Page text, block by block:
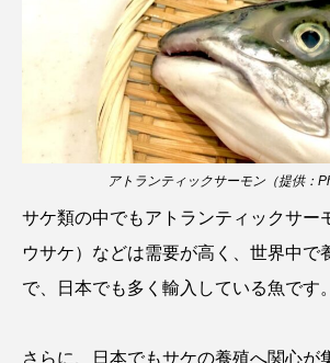
ウマヅラハギ ウミウシ エ
エゾアイナメ オオカミウオ
オオグソクムシ オオサンショウ
オットセイ オニヒトデ オ
カイロウドウケツ カイワリ
アトランティックサーモン（提供：
サケ類の中でもアトランティックサー
ウサケ）などは需要が高く、世界中で
で、日本でも多く輸入している魚です。
さらに、日本でもサケの養殖へ関心が